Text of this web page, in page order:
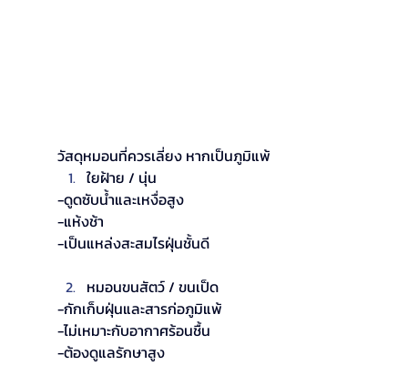
วัสดุหมอนที่ควรเลี่ยง หากเป็นภูมิแพ้
ใยฝ้าย / นุ่น
-ดูดซับน้ำและเหงื่อสูง
-แห้งช้า
-เป็นแหล่งสะสมไรฝุ่นชั้นดี
หมอนขนสัตว์ / ขนเป็ด
-กักเก็บฝุ่นและสารก่อภูมิแพ้
-ไม่เหมาะกับอากาศร้อนชื้น
-ต้องดูแลรักษาสูง